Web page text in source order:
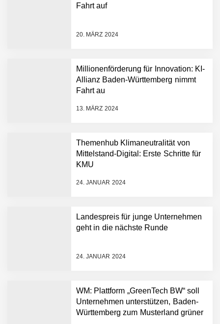
Fahrt auf
20. MÄRZ 2024
Millionenförderung für Innovation: KI-
Allianz Baden-Württemberg nimmt
Fahrt au
13. MÄRZ 2024
Themenhub Klimaneutralität von
Mittelstand-Digital: Erste Schritte für
KMU
24. JANUAR 2024
Landespreis für junge Unternehmen
geht in die nächste Runde
24. JANUAR 2024
WM: Plattform „GreenTech BW“ soll
Unternehmen unterstützen, Baden-
Württemberg zum Musterland grüner
NEURA Robotics gibt
Dollar bekannt, um den
Plattform zu beschleunigen
NEURA Robotics und
Amazon Web Services
starten strategische
AI breit auszurollen
Humanoider Roboter bringt
Hightech ins Stadion
Simulationsdienstleistung in
FiniteNow ermöglicht
Entwicklungsprozesse
Pyck im Employer Portrait
Maximilian Mack von Pyck